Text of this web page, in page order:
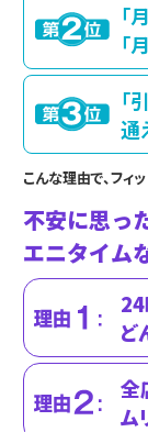
「
「
「
通
こんな理由で、フィ
不安に思っ
エニタイム
24
ど
全
ム